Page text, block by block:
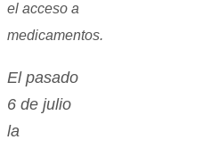
el acceso a
medicamentos.
El pasado
6 de julio
la